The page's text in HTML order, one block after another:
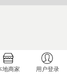
地商家 用户登录